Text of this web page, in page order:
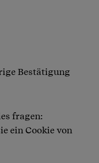
Bestätigung
fragen:
ein Cookie von